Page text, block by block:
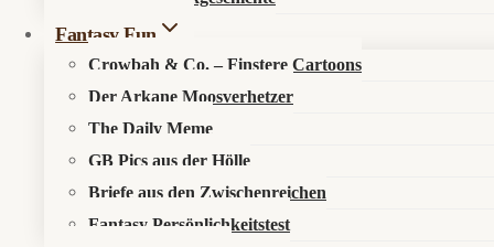
Fantasy Fun
Crowbah & Co. – Finstere Cartoons
Der Arkane Moosverhetzer
The Daily Meme
GB Pics aus der Hölle
Briefe aus den Zwischenreichen
Fantasy Persönlichkeitstest
🔍Suche im Fantasykosmos
Spüre verborgene Pfade auf, entdecke neue Werke oder